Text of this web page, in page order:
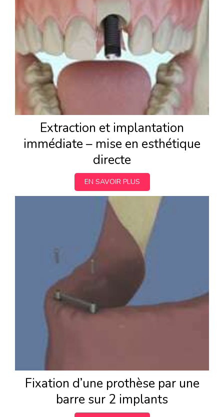
Extraction et implantation
immédiate – mise en esthétique
directe
EN SAVOIR PLUS
Fixation d’une prothèse par une
barre sur 2 implants